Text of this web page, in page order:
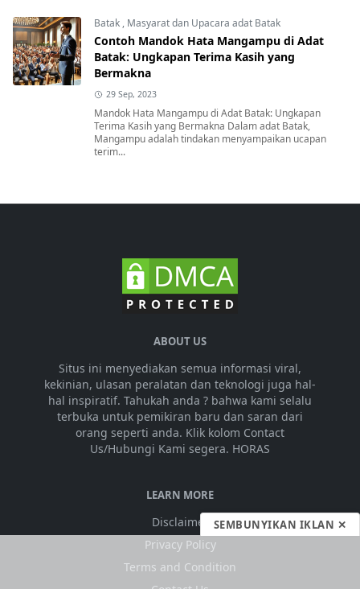
Batak , Masyarat dan Upacara adat Batak
Contoh Mandok Hata Mangampu di Adat
Batak: Ungkapan Terima Kasih yang
Bermakna
29 Sep, 2023
Mandok Hata Mangampu di Adat Batak: Ungkapan
Terima Kasih yang Bermakna Dalam adat Batak,
Mangampu adalah tindakan menyampaikan ucapan
terim...
ABOUT US
Situs ini menyediakan semua informasi viral,
kekinian, ulasan peralatan dan teknologi juga hal-
hal inspiratif. Tahukah anda ? bahwa kami selalu
terbuka untuk pemikiran baru dan saran dari
orang seperti anda. Klik kolom Contact
Us/Hubungi Kami segera. HORAS
LEARN MORE
Disclaimer
Privacy Policy
Terms and Condition
SEMBUNYIKAN IKLAN ✕